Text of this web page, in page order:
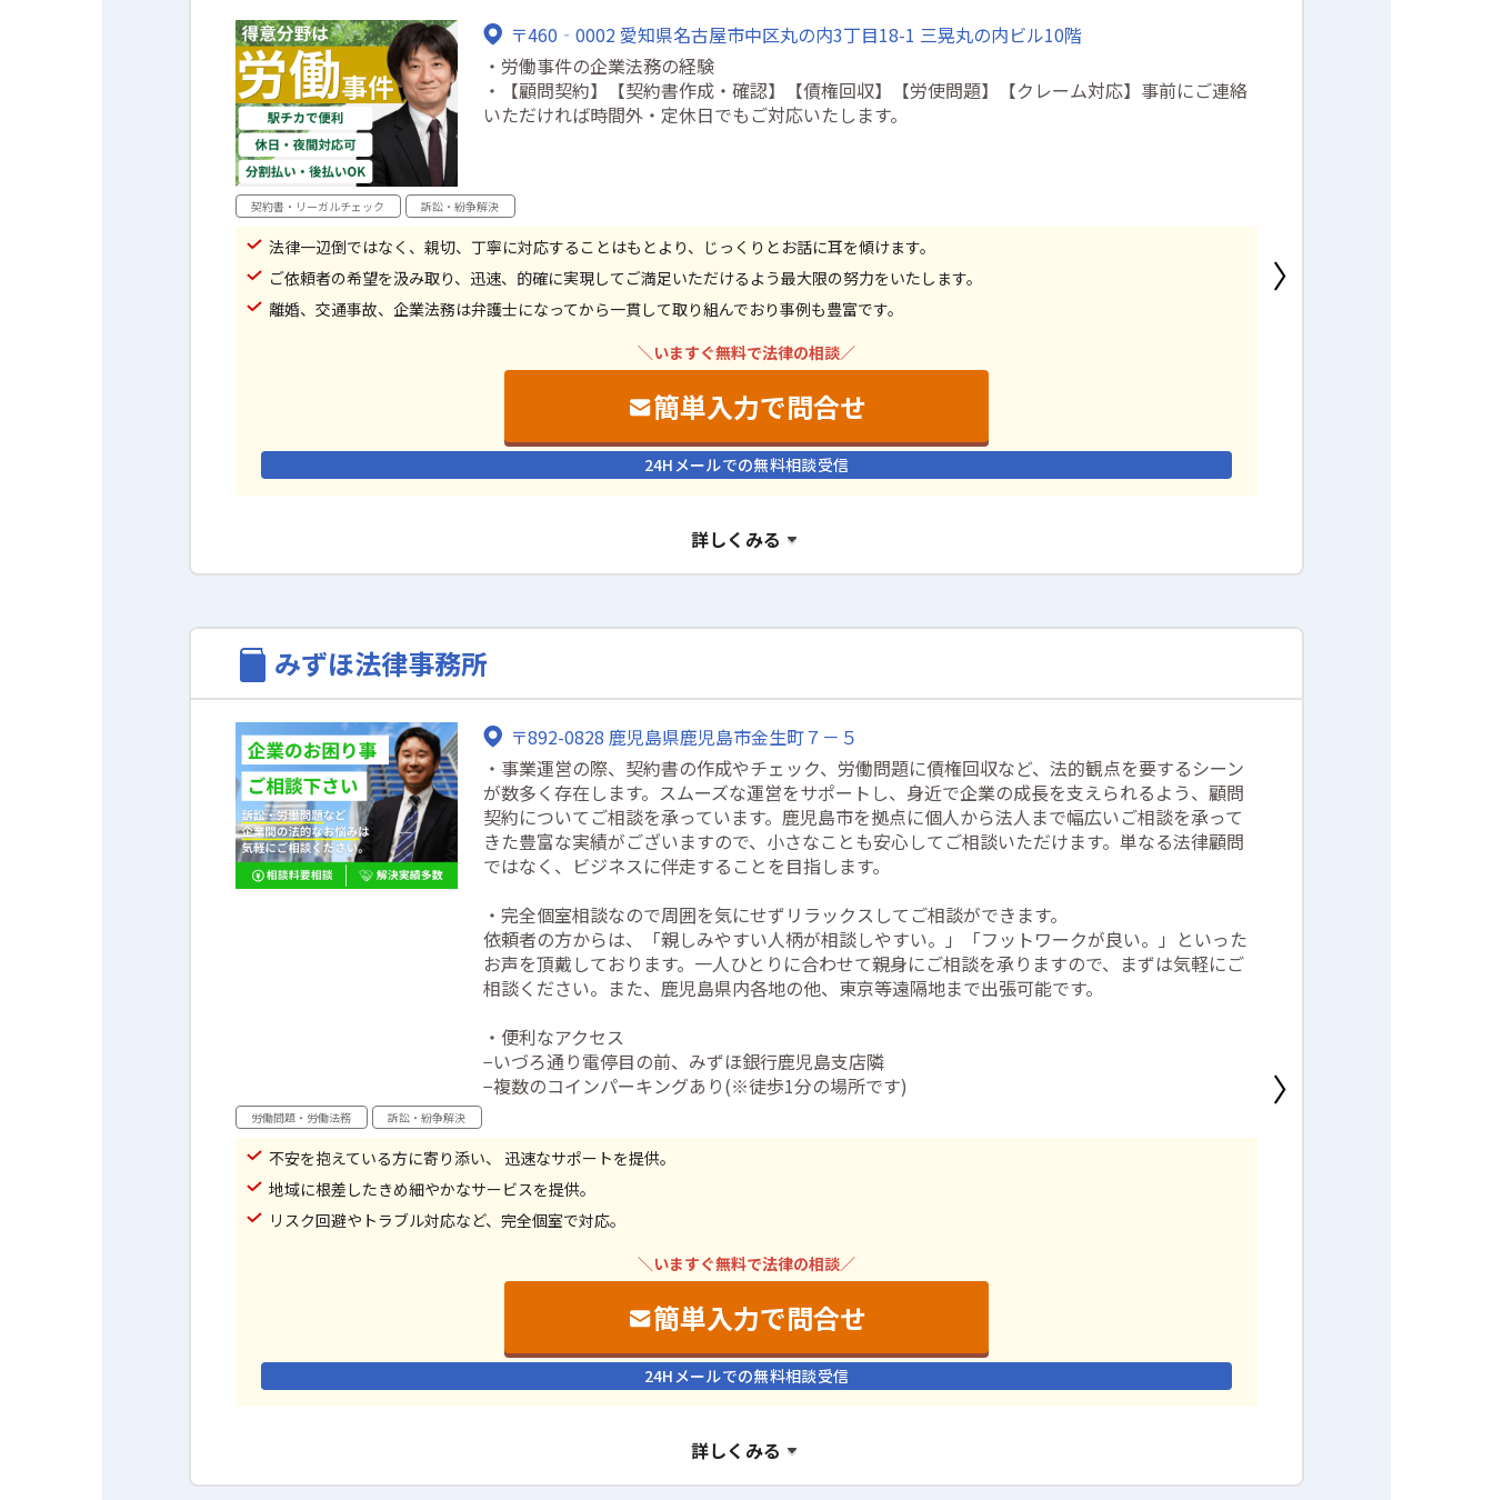
〒460‐0002 愛知県名古屋市中区丸の内3丁目18-1 三晃丸の内ビル10階
・労働事件の企業法務の経験
・【顧問契約】【契約書作成・確認】【債権回収】【労使問題】【クレーム対応】事前にご連絡
いただければ時間外・定休日でもご対応いたします。
契約書・リーガルチェック 訴訟・紛争解決
法律一辺倒ではなく、親切、丁寧に対応することはもとより、じっくりとお話に耳を傾けます。
ご依頼者の希望を汲み取り、迅速、的確に実現してご満足いただけるよう最大限の努力をいたします。
離婚、交通事故、企業法務は弁護士になってから一貫して取り組んでおり事例も豊富です。
＼いますぐ無料で法律の相談／
簡単入力で問合せ
24Hメールでの無料相談受信
詳しくみる
みずほ法律事務所
〒892-0828 鹿児島県鹿児島市金生町７－５
・事業運営の際、契約書の作成やチェック、労働問題に債権回収など、法的観点を要するシーン
が数多く存在します。スムーズな運営をサポートし、身近で企業の成長を支えられるよう、顧問
契約についてご相談を承っています。鹿児島市を拠点に個人から法人まで幅広いご相談を承って
きた豊富な実績がございますので、小さなことも安心してご相談いただけます。単なる法律顧問
ではなく、ビジネスに伴走することを目指します。
・完全個室相談なので周囲を気にせずリラックスしてご相談ができます。
依頼者の方からは、「親しみやすい人柄が相談しやすい。」「フットワークが良い。」といった
お声を頂戴しております。一人ひとりに合わせて親身にご相談を承りますので、まずは気軽にご
相談ください。また、鹿児島県内各地の他、東京等遠隔地まで出張可能です。
・便利なアクセス
−いづろ通り電停目の前、みずほ銀行鹿児島支店隣
−複数のコインパーキングあり(※徒歩1分の場所です)
労働問題・労働法務 訴訟・紛争解決
不安を抱えている方に寄り添い、 迅速なサポートを提供。
地域に根差したきめ細やかなサービスを提供。
リスク回避やトラブル対応など、完全個室で対応。
＼いますぐ無料で法律の相談／
簡単入力で問合せ
24Hメールでの無料相談受信
詳しくみる